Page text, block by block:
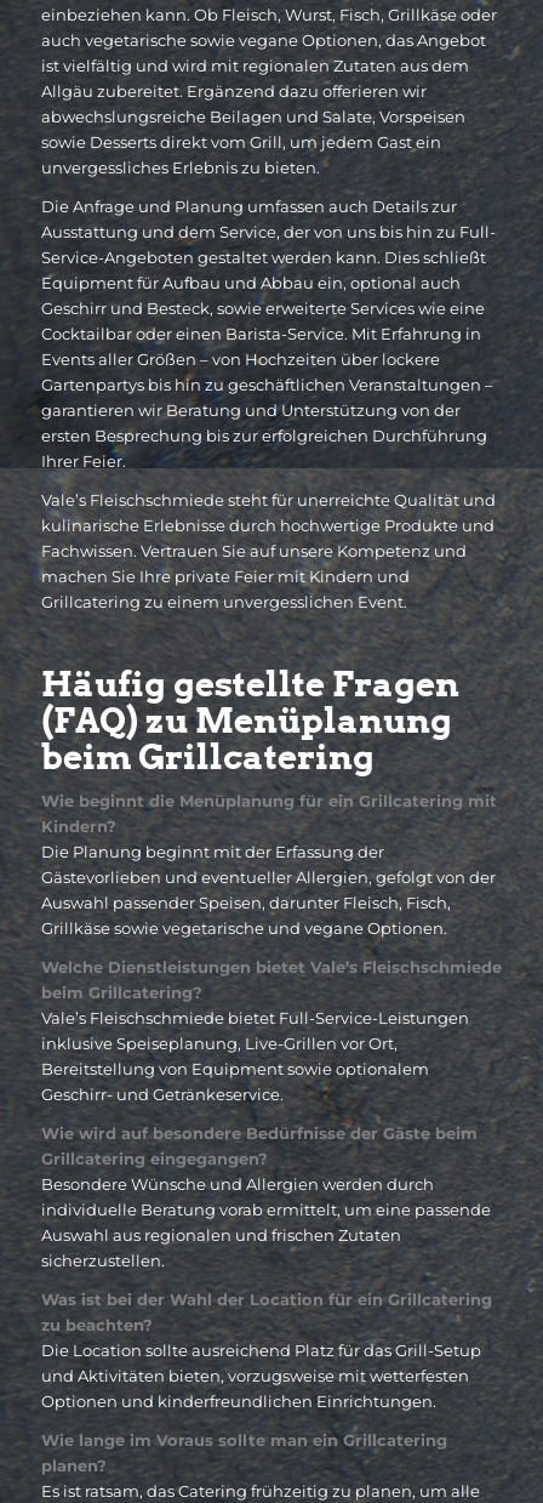
einbeziehen kann. Ob Fleisch, Wurst, Fisch, Grillkäse oder
auch vegetarische sowie vegane Optionen, das Angebot
ist vielfältig und wird mit regionalen Zutaten aus dem
Allgäu zubereitet. Ergänzend dazu offerieren wir
abwechslungsreiche Beilagen und Salate, Vorspeisen
sowie Desserts direkt vom Grill, um jedem Gast ein
unvergessliches Erlebnis zu bieten.
Die Anfrage und Planung umfassen auch Details zur
Ausstattung und dem Service, der von uns bis hin zu Full-
Service-Angeboten gestaltet werden kann. Dies schließt
Equipment für Aufbau und Abbau ein, optional auch
Geschirr und Besteck, sowie erweiterte Services wie eine
Cocktailbar oder einen Barista-Service. Mit Erfahrung in
Events aller Größen – von Hochzeiten über lockere
Gartenpartys bis hin zu geschäftlichen Veranstaltungen –
garantieren wir Beratung und Unterstützung von der
ersten Besprechung bis zur erfolgreichen Durchführung
Ihrer Feier.
Vale’s Fleischschmiede steht für unerreichte Qualität und
kulinarische Erlebnisse durch hochwertige Produkte und
Fachwissen. Vertrauen Sie auf unsere Kompetenz und
machen Sie Ihre private Feier mit Kindern und
Grillcatering zu einem unvergesslichen Event.
Häufig gestellte Fragen
(FAQ) zu Menüplanung
beim Grillcatering
Wie beginnt die Menüplanung für ein Grillcatering mit
Kindern?
Die Planung beginnt mit der Erfassung der
Gästevorlieben und eventueller Allergien, gefolgt von der
Auswahl passender Speisen, darunter Fleisch, Fisch,
Grillkäse sowie vegetarische und vegane Optionen.
Welche Dienstleistungen bietet Vale’s Fleischschmiede
beim Grillcatering?
Vale’s Fleischschmiede bietet Full-Service-Leistungen
inklusive Speiseplanung, Live-Grillen vor Ort,
Bereitstellung von Equipment sowie optionalem
Geschirr- und Getränkeservice.
Wie wird auf besondere Bedürfnisse der Gäste beim
Grillcatering eingegangen?
Besondere Wünsche und Allergien werden durch
individuelle Beratung vorab ermittelt, um eine passende
Auswahl aus regionalen und frischen Zutaten
sicherzustellen.
Was ist bei der Wahl der Location für ein Grillcatering
zu beachten?
Die Location sollte ausreichend Platz für das Grill-Setup
und Aktivitäten bieten, vorzugsweise mit wetterfesten
Optionen und kinderfreundlichen Einrichtungen.
Wie lange im Voraus sollte man ein Grillcatering
planen?
Es ist ratsam, das Catering frühzeitig zu planen, um alle